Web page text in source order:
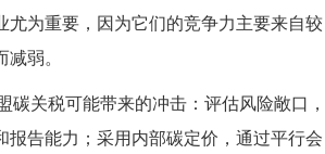
为重要，因为它们的竞争力主要来自较
弱。
关税可能带来的冲击：评估风险敞口，
告能力；采用内部碳定价，通过平行会